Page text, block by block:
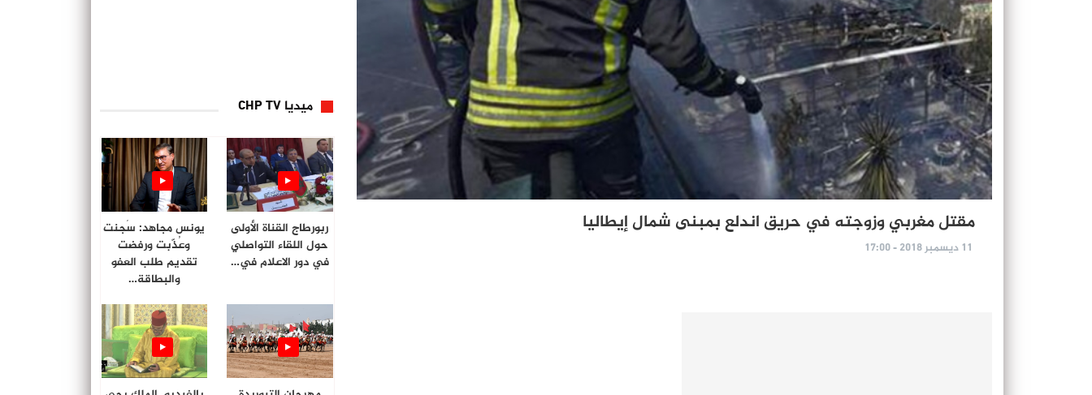
مقتل مغربي وزوجته في حريق اندلع بمبنى شمال إيطاليا
11 ديسمبر 2018 - 17:00
ميديا CHP TV
ربورطاج القناة الأولى
حول اللقاء التواصلي
في دور الاعلام في…
يونس مجاهد: سُجنت
وعُذّبت ورفضت
تقديم طلب العفو
والبطاقة…